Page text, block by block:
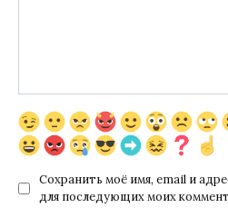
Сохранить моё имя, email и
для последующих моих